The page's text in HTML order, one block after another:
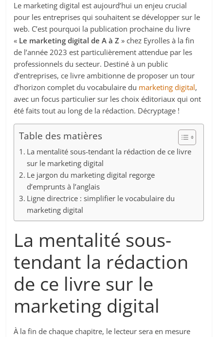
Le marketing digital est aujourd’hui un enjeu crucial
pour les entreprises qui souhaitent se développer sur le
web. C’est pourquoi la publication prochaine du livre
« Le marketing digital de A à Z » chez Eyrolles à la fin
de l’année 2023 est particulièrement attendue par les
professionnels du secteur. Destiné à un public
d’entreprises, ce livre ambitionne de proposer un tour
d’horizon complet du vocabulaire du marketing digital,
avec un focus particulier sur les choix éditoriaux qui ont
été faits tout au long de la rédaction. Décryptage !
Table des matières
La mentalité sous-tendant la rédaction de ce livre
sur le marketing digital
Le jargon du marketing digital regorge
d’emprunts à l’anglais
Ligne directrice : simplifier le vocabulaire du
marketing digital
La mentalité sous-
tendant la rédaction
de ce livre sur le
marketing digital
À la fin de chaque chapitre, le lecteur sera en mesure